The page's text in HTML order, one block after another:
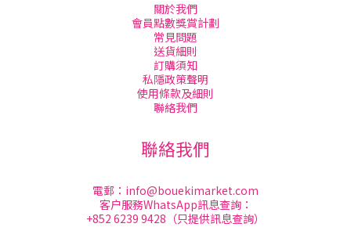
關於我們
會員點數獎賞計劃
常見問題
送貨細則
訂購須知
私隱政策聲明
使用條款及細則
聯絡我們
聯絡我們
電郵： info@bouekimarket.com
客户服務WhatsApp訊息查詢：
+852 6239 9428（只提供訊息查詢）